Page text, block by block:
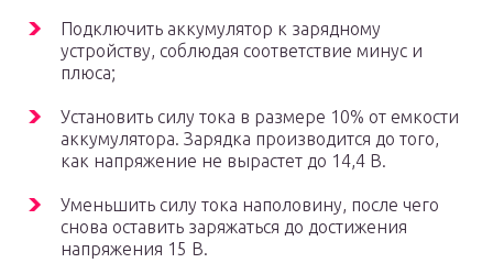
Подключить аккумулятор к зарядному
устройству, соблюдая соответствие минус и
плюса;
Установить силу тока в размере 10% от емкости
аккумулятора. Зарядка производится до того,
как напряжение не вырастет до 14,4 В.
Уменьшить силу тока наполовину, после чего
снова оставить заряжаться до достижения
напряжения 15 В.